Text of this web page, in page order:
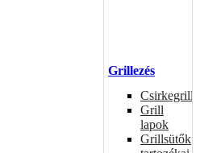
Grillezés
Csirkegrillek
Grill
lapok
Grillsütők